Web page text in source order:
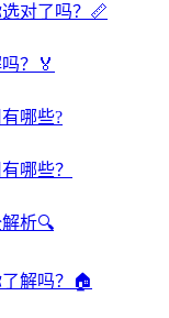
对了吗？📏
？🏅
哪些?
哪些？
析🔍
解吗？🏠